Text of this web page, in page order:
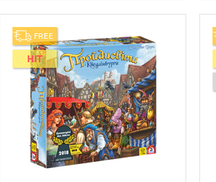
FREE
HIT